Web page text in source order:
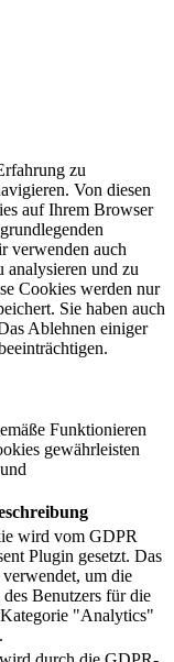
zu
Von diesen
auf Ihrem Browser
verwenden auch
analysieren und zu
Cookies werden nur
Sie haben auch
Ablehnen einiger
Funktionieren
gewährleisten
wird vom GDPR
Plugin gesetzt. Das
um die
Benutzers für die
"Analytics"